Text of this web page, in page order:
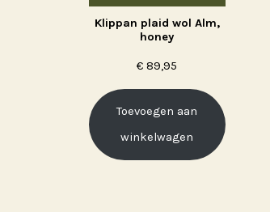
Klippan plaid wol Alm,
honey
€ 89,95
Toevoegen aan
winkelwagen